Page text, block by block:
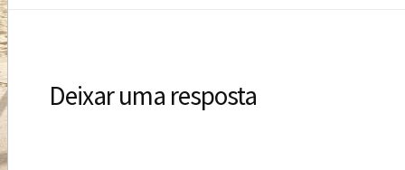
Deixar uma resposta